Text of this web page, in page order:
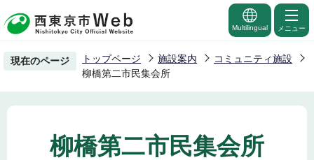
の
ー
Multilingual メニュー
現在のページ トップページ 施設案内
コミュニティ施設
柳橋第二市民集会所
柳橋第二市民集会所